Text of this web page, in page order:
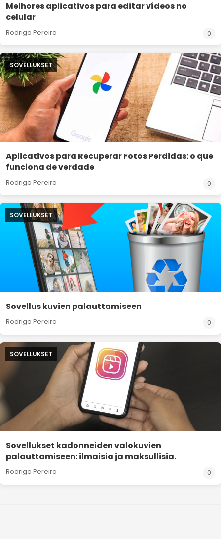
Melhores aplicativos para editar vídeos no
celular
Rodrigo Pereira 0
SOVELLUKSET
Aplicativos para Recuperar Fotos Perdidas: o que
funciona de verdade
Rodrigo Pereira 0
SOVELLUKSET
Sovellus kuvien palauttamiseen
Rodrigo Pereira 0
SOVELLUKSET
Sovellukset kadonneiden valokuvien
palauttamiseen: ilmaisia ja maksullisia.
Rodrigo Pereira 0